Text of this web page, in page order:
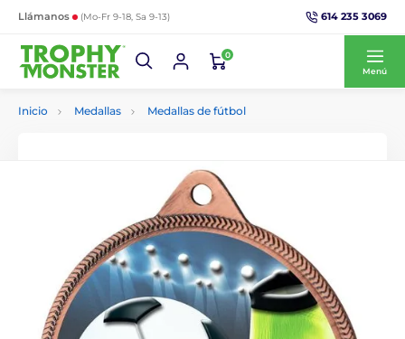
Llámanos (Mo-Fr 9-18, Sa 9-13) 614 235 3069
0
Menú
Inicio Medallas Medallas de fútbol